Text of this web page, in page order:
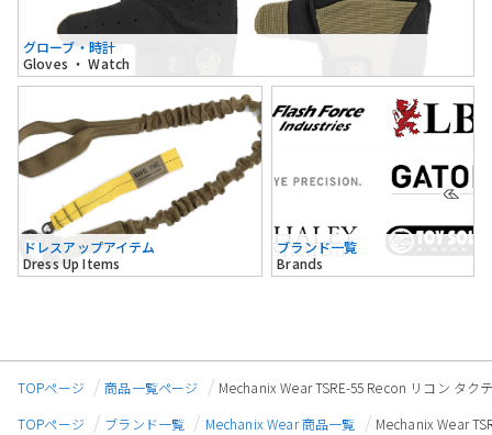
グローブ・時計
Gloves ・ Watch
ドレスアップアイテム
Dress Up Items
ブランド一覧
Brands
TOPページ 商品一覧ページ
Mechanix Wear TSRE-55 Recon リコン タク
TOPページ
ブランド一覧 Mechanix Wear 商品一覧
Mechanix Wear